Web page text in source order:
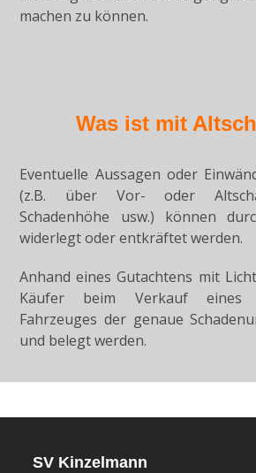
machen zu können.
Was ist mit
Eventuelle Aussagen oder
(z.B. über Vor- oder
Schadenhöhe usw.) können
widerlegt oder entkräftet werden.
Anhand eines Gutachtens mit
Käufer beim Verkauf eines
Fahrzeuges der genaue
und belegt werden.
SV Kinzelmann